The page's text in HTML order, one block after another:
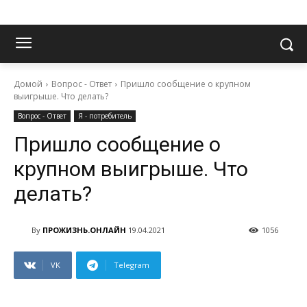
Домой Вопрос - Ответ
Пришло сообщение о крупном
выигрыше. Что делать?
Вопрос - Ответ Я - потребитель
Пришло сообщение о
крупном выигрыше. Что
делать?
By ПРОЖИЗНЬ.ОНЛАЙН 19.04.2021 1056
VK Telegram